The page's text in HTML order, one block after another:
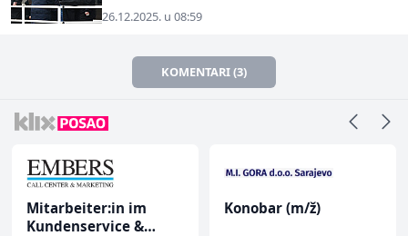
26.12.2025. u 08:59
KOMENTARI (3)
Mitarbeiter:in im
Kundenservice &
Konobar (m/ž)